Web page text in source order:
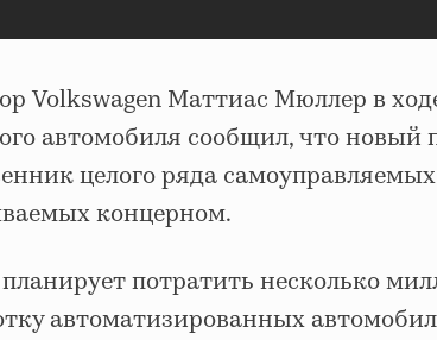
Volkswagen Маттиас Мюллер в
автомобиля сообщил, что новый
целого ряда
концерном.
потратить несколько
автоматизированных